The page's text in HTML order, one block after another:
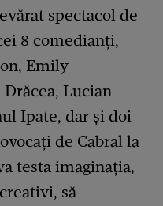
spectacol de
8 comedianți,
Emily
Lucian
Ipate, dar și doi
de Cabral la
testa imaginația,
să